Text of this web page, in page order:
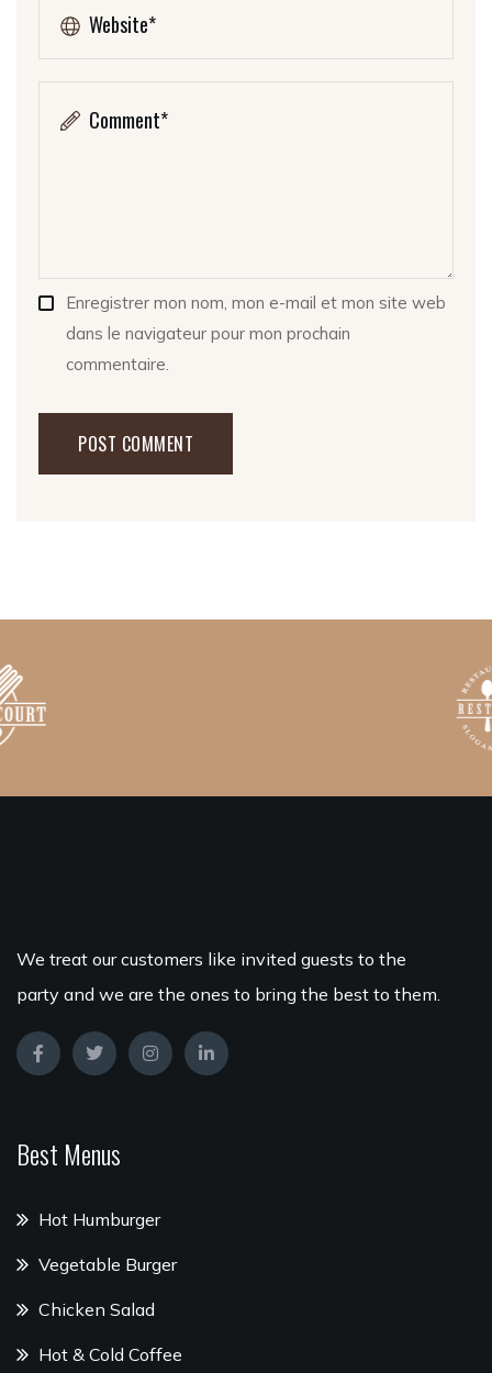
Enregistrer mon nom, mon e-mail et mon site web
dans le navigateur pour mon prochain
commentaire.
We treat our customers like invited guests to the
party and we are the ones to bring the best to them.
Best Menus
Hot Humburger
Vegetable Burger
Chicken Salad
Hot & Cold Coffee